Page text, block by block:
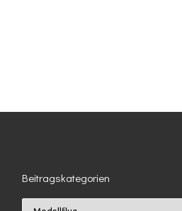
Beitragskategorien